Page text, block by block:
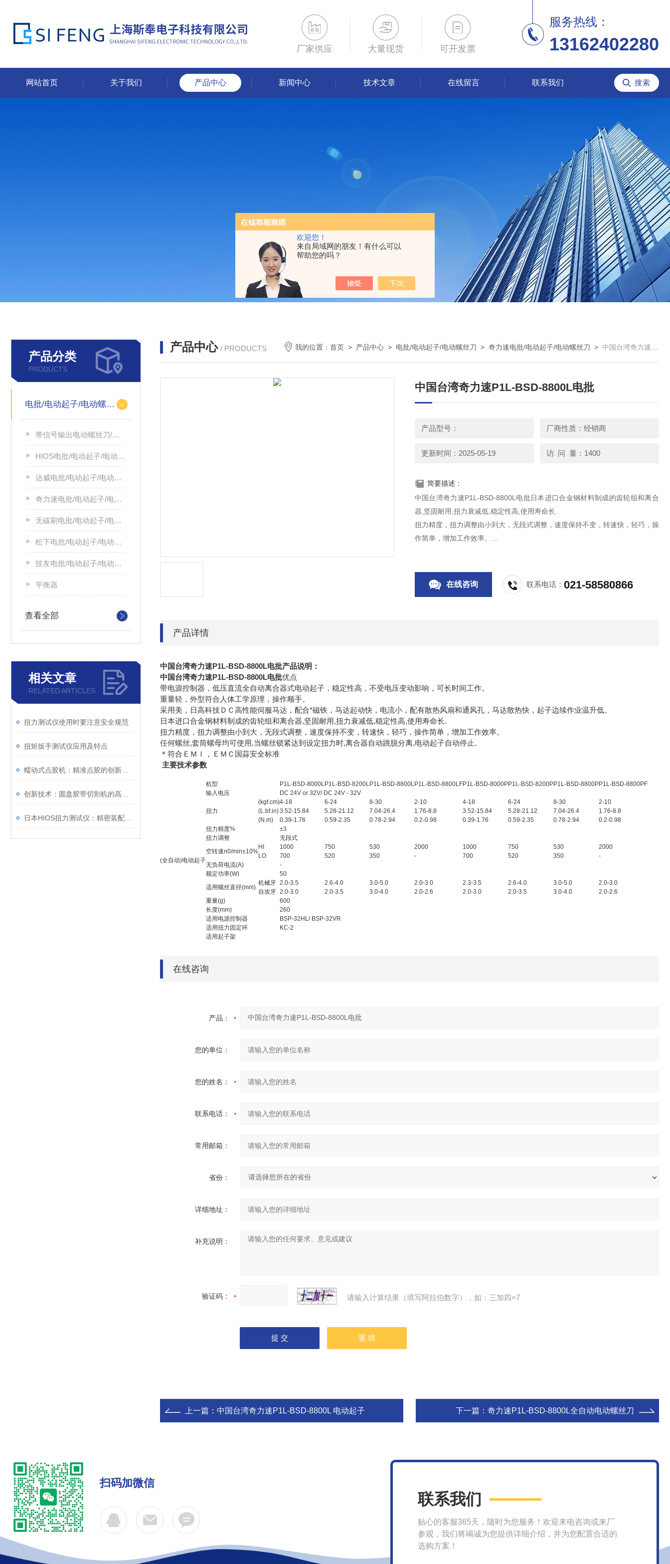
欢迎您！
来自局域网的朋友！有什么可以
帮助您的吗？
厂家供应 大量现货 可开发票
服务热线：
13162402280
网站首页 关于我们 产品中心 新闻中心 技术文章 在线留言 联系我们
产品分类
PRODUCTS
电批/电动起子/电动螺丝刀
带信号输出电动螺丝刀/带信号输出电源
HIOS电批/电动起子/电动螺丝刀
达威电批/电动起子/电动螺丝刀
奇力速电批/电动起子/电动螺丝刀
无碳刷电批/电动起子/电动螺丝刀
松下电批/电动起子/电动螺丝刀
技友电批/电动起子/电动螺丝刀
平衡器
查看全部
相关文章
RELATED ARTICLES
扭力测试仪使用时要注意安全规范
扭矩扳手测试仪应用及特点
产品中心 / PRODUCTS 我的位置：首页 > 产品中心 > 电批/电动起子/电动螺丝刀 >奇力速电批/电动起子/电动螺丝刀 > 中国台湾奇力速P1L-BSD-8800L电批
中国台湾奇力速P1L-BSD-8800L电批
产品型号： 厂商性质：经销商
更新时间：2025-05-19 访 问 量：1400
简要描述：
中国台湾奇力速P1L-BSD-8800L电批日本进口合金钢材料制成的齿轮组和离合
器,坚固耐用,扭力衰减低,稳定性高,使用寿命长.
扭力精度，扭力调整由小到大，无段式调整，速度保持不变，转速快，轻巧，操
作简单，增加工作效率。
在线咨询 联系电话：021-58580866
产品详情
中国台湾奇力速P1L-BSD-8800L电批产品说明：
中国台湾奇力速P1L-BSD-8800L电批优点
带电源控制器，低压直流全自动离合器式电动起子，稳定性高，不受电压变动影响，可长时间工作。
重量轻，外型符合人体工学原理，操作顺手。
采用美，日高科技ＤＣ高性能伺服马达，配合*磁铁，马达起动快，电流小，配有散热风扇和通风孔，马达散热快，起子边续作业温升低。
日本进口合金钢材料制成的齿轮组和离合器,坚固耐用,扭力衰减低,稳定性高,使用寿命长.
扭力精度，扭力调整由小到大，无段式调整，速度保持不变，转速快，轻巧，操作简单，增加工作效率。
任何螺丝,套筒螺母均可使用,当螺丝锁紧达到设定扭力时,离合器自动跳脱分离,电动起子自动停止.
＊符合ＥＭＩ，ＥＭＣ国蒜安全标准
主要技术参数
(全自动)电动起子
机型 P1L-BSD-8000LP1L-BSD-8200LP1L-BSD-8800LP1L-BSD-8800LFP1L-BSD-8000PP1L-BSD-8200PP1L-BSD-8800PP1L-BSD-8800PF
输入电压
DC 24V or 32V/ DC 24V - 32V
扭力
(kgf.cm)4-18 6-24 8-30 2-10 4-18 6-24 8-30
2-10
(L.bf.in)3.52-15.84 5.28-21.12 7.04-26.4 1.76-8.8 3.52-15.84 5.28-21.12 7.04-26.4
1.76-8.8
(N.m)
0.39-1.76 0.59-2.35 0.78-2.94 0.2-0.98 0.39-1.76 0.59-2.35 0.78-2.94
0.2-0.98
扭力精度%
±3
扭力调整
无段式
空转速n0/min±10%
HI 1000 750 530 2000 1000 750 530
2000
LO
700 520 350 - 700 520 350
-
无负荷电流(A)
-
额定功率(W)
50
适用螺丝直径(mm)
机械牙 2.0-3.5 2.6-4.0 3.0-5.0 2.0-3.0 2.3-3.5 2.6-4.0 3.0-5.0
2.0-3.0
自攻牙 2.0-3.0 2.0-3.5 3.0-4.0 2.0-2.6 2.0-3.0 2.0-3.5 3.0-4.0
2.0-2.6
重量(g)
600
长度(mm)
260
适用电源控制器
BSP-32HL/ BSP-32VR
适用扭力固定环
KC-2
适用起子架
在线咨询
产品：
您的单位：
您的姓名：
联系电话：
常用邮箱：
省份：
详细地址：
补充说明：
验证码： 请输入计算结果（填写阿拉伯数字），如：三加四=7
上一篇： 中国台湾奇力速P1L-BSD-8800L 电动起子 下一篇： 奇力速P1L-BSD-8800L全自动电动螺丝刀
扫码加微信
联系我们
贴心的客服365天，随时为您服务！欢迎来电咨询或来厂
参观，我们将竭诚为您提供详细介绍，并为您配置合适的
选购方案！